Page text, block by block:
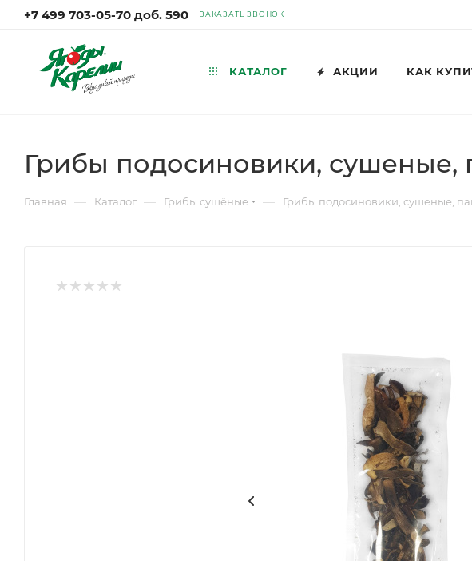
+7 499 703-05-70 доб. 590 ЗАКАЗАТЬ ЗВОНОК
КАТАЛОГ АКЦИИ КАК
Грибы подосиновики, сушеные,
Главная — Каталог — Грибы сушёные — Грибы подосиновики, сушеные,